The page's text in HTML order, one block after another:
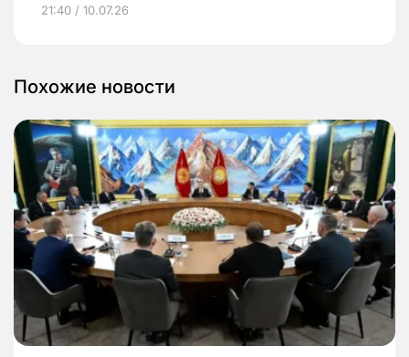
21:40 / 10.07.26
Похожие новости